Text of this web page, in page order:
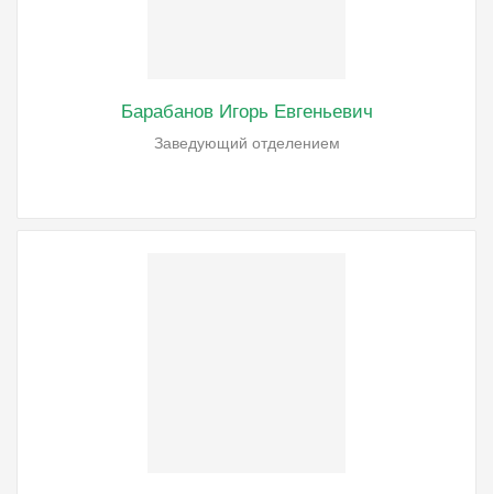
Барабанов Игорь Евгеньевич
Заведующий отделением